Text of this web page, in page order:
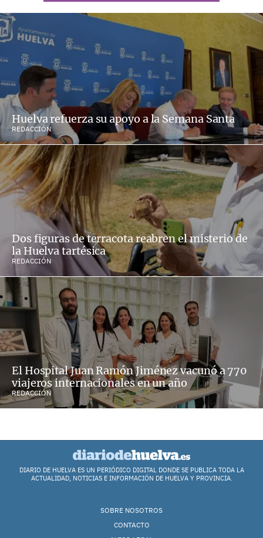
Huelva refuerza su apoyo a la Semana Santa
REDACCIÓN
Dos figuras de terracota reabren el misterio de
la Huelva tartésica
REDACCIÓN
El Hospital Juan Ramón Jiménez vacunó a 770
viajeros internacionales en un año
REDACCIÓN
DIARIO DE HUELVA ES UN PERIÓDICO DIGITAL DONDE SE PUBLICA TODA LA
ACTUALIDAD, NOTICIAS E INFORMACIÓN DE HUELVA Y PROVINCIA.
SOBRE NOSOTROS
CONTACTO